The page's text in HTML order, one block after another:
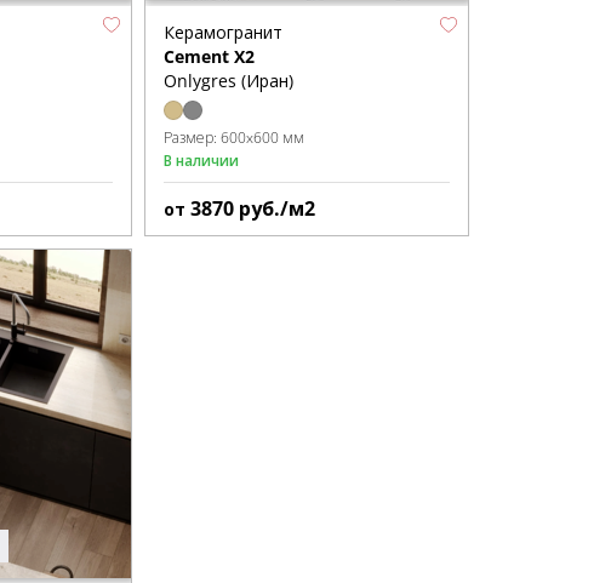
Керамогранит
Cement X2
Onlygres (Иран)
Размер: 600x600 мм
В наличии
от 3870 руб./м2